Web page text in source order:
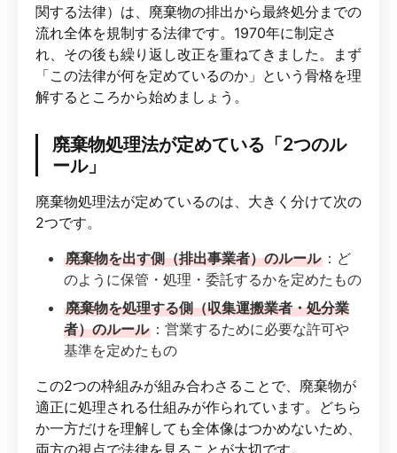
関する法律）は、廃棄物の排出から最終処分までの
流れ全体を規制する法律です。1970年に制定さ
れ、その後も繰り返し改正を重ねてきました。まず
「この法律が何を定めているのか」という骨格を理
解するところから始めましょう。
廃棄物処理法が定めている「2つのル
ール」
廃棄物処理法が定めているのは、大きく分けて次の
2つです。
廃棄物を出す側（排出事業者）のルール ：ど
のように保管・処理・委託するかを定めたもの
廃棄物を処理する側（収集運搬業者・処分業
者）のルール ：営業するために必要な許可や
基準を定めたもの
この2つの枠組みが組み合わさることで、廃棄物が
適正に処理される仕組みが作られています。どちら
か一方だけを理解しても全体像はつかめないため、
両方の視点で法律を見ることが大切です。